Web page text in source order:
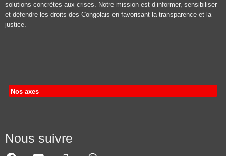
solutions concrètes aux crises. Notre mission est d’informer, sensibiliser
et défendre les droits des Congolais en favorisant la transparence et la
justice.
Nos axes
Nous suivre